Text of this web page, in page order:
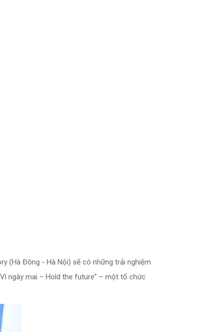
(Hà Đông - Hà Nội) sẽ có những trải nghiệm
ngày mai – Hold the future” – một tổ chức